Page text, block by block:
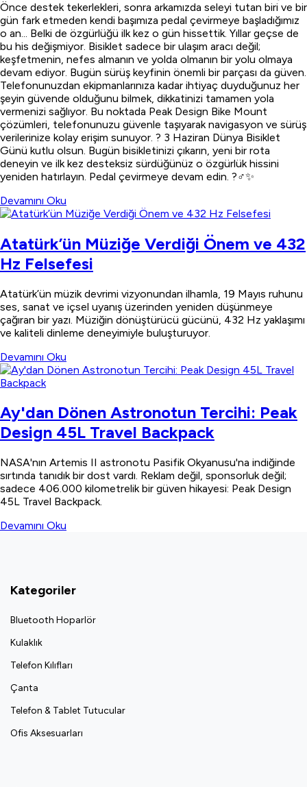
Önce destek tekerlekleri, sonra arkamızda seleyi tutan biri ve bir
gün fark etmeden kendi başımıza pedal çevirmeye başladığımız
o an... Belki de özgürlüğü ilk kez o gün hissettik. Yıllar geçse de
bu his değişmiyor. Bisiklet sadece bir ulaşım aracı değil;
keşfetmenin, nefes almanın ve yolda olmanın bir yolu olmaya
devam ediyor. Bugün sürüş keyfinin önemli bir parçası da güven.
Telefonunuzdan ekipmanlarınıza kadar ihtiyaç duyduğunuz her
şeyin güvende olduğunu bilmek, dikkatinizi tamamen yola
vermenizi sağlıyor. Bu noktada Peak Design Bike Mount
çözümleri, telefonunuzu güvenle taşıyarak navigasyon ve sürüş
verilerinize kolay erişim sunuyor. ? 3 Haziran Dünya Bisiklet
Günü kutlu olsun. Bugün bisikletinizi çıkarın, yeni bir rota
deneyin ve ilk kez desteksiz sürdüğünüz o özgürlük hissini
yeniden hatırlayın. Pedal çevirmeye devam edin. ?‍♂️✨
Devamını Oku
Atatürk’ün Müziğe Verdiği Önem ve 432
Hz Felsefesi
Atatürk’ün müzik devrimi vizyonundan ilhamla, 19 Mayıs ruhunu
ses, sanat ve içsel uyanış üzerinden yeniden düşünmeye
çağıran bir yazı. Müziğin dönüştürücü gücünü, 432 Hz yaklaşımı
ve kaliteli dinleme deneyimiyle buluşturuyor.
Devamını Oku
Ay'dan Dönen Astronotun Tercihi: Peak
Design 45L Travel Backpack
NASA'nın Artemis II astronotu Pasifik Okyanusu'na indiğinde
sırtında tanıdık bir dost vardı. Reklam değil, sponsorluk değil;
sadece 406.000 kilometrelik bir güven hikayesi: Peak Design
45L Travel Backpack.
Devamını Oku
Kategoriler
Bluetooth Hoparlör
Kulaklık
Telefon Kılıfları
Çanta
Telefon & Tablet Tutucular
Ofis Aksesuarları